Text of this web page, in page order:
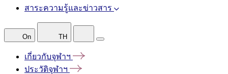
สาระความรู้และข่าวสาร
On TH
เกี่ยวกับจุฬาฯ
ประวัติจุฬาฯ